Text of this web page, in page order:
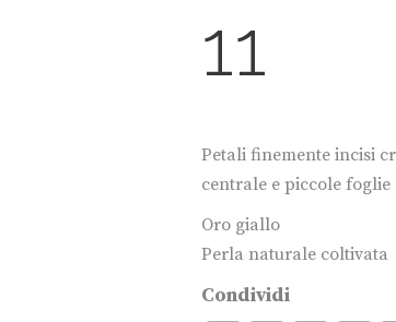
11
Petali finemente incisi
centrale e piccole
Oro giallo
Perla naturale coltivata
Condividi